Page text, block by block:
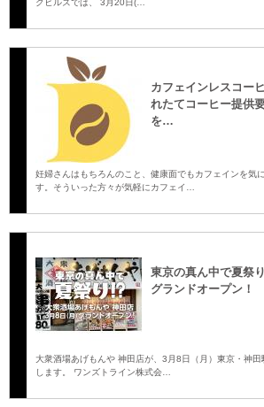
クヒルズでは、 3月20日(…
カフェインレスコー
れたてコーヒー提供
を…
妊婦さんはもちろんのこと、健康面でもカフェインを気
す。そういった方々が気軽にカフェイ…
東京の真ん中で夏祭
グランドオープン！
大衆酒場あげもんや 神田店が、3月8日（月）東京・神
します。 ワンズトライン株式会…